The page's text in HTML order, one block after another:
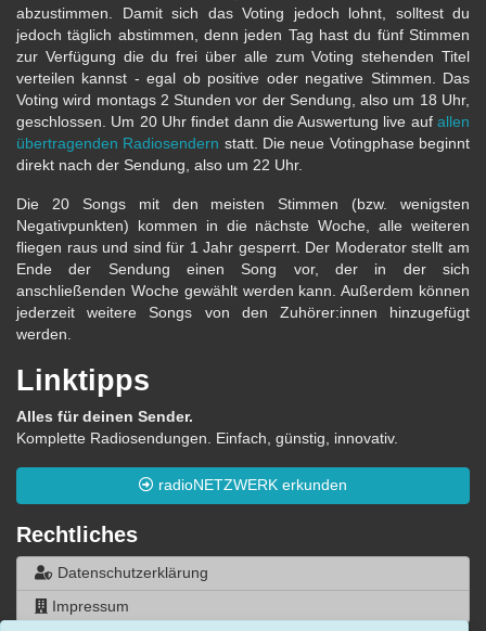
abzustimmen. Damit sich das Voting jedoch lohnt, solltest du
jedoch täglich abstimmen, denn jeden Tag hast du fünf Stimmen
zur Verfügung die du frei über alle zum Voting stehenden Titel
verteilen kannst - egal ob positive oder negative Stimmen. Das
Voting wird montags 2 Stunden vor der Sendung, also um 18 Uhr,
geschlossen. Um 20 Uhr findet dann die Auswertung live auf allen
übertragenden Radiosendern statt. Die neue Votingphase beginnt
direkt nach der Sendung, also um 22 Uhr.
Die 20 Songs mit den meisten Stimmen (bzw. wenigsten
Negativpunkten) kommen in die nächste Woche, alle weiteren
fliegen raus und sind für 1 Jahr gesperrt. Der Moderator stellt am
Ende der Sendung einen Song vor, der in der sich
anschließenden Woche gewählt werden kann. Außerdem können
jederzeit weitere Songs von den Zuhörer:innen hinzugefügt
werden.
Linktipps
Alles für deinen Sender.
Komplette Radiosendungen. Einfach, günstig, innovativ.
radioNETZWERK erkunden
Rechtliches
Datenschutzerklärung
Impressum